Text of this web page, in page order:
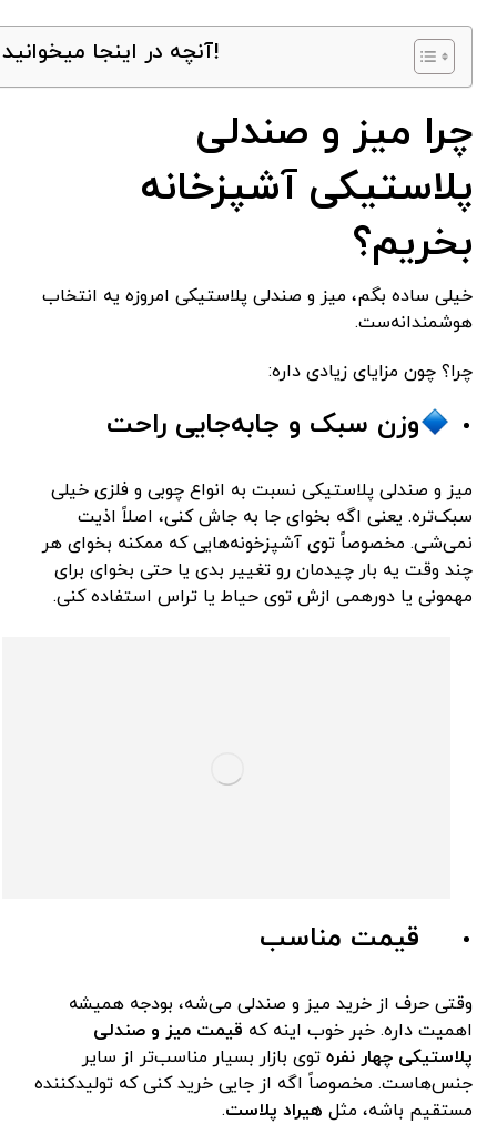
آنچه در اینجا میخوانید!
چرا میز و صندلی
پلاستیکی آشپزخانه
بخریم؟
خیلی ساده بگم، میز و صندلی پلاستیکی امروزه یه انتخاب
هوشمندانه‌ست.
چرا؟ چون مزایای زیادی داره:
وزن سبک و جابه‌جایی راحت
میز و صندلی پلاستیکی نسبت به انواع چوبی و فلزی خیلی
سبک‌تره. یعنی اگه بخوای جا به جاش کنی، اصلاً اذیت
نمی‌شی. مخصوصاً توی آشپزخونه‌هایی که ممکنه بخوای هر
چند وقت یه بار چیدمان رو تغییر بدی یا حتی بخوای برای
مهمونی یا دورهمی ازش توی حیاط یا تراس استفاده کنی.
قیمت مناسب
وقتی حرف از خرید میز و صندلی می‌شه، بودجه همیشه
اهمیت داره. خبر خوب اینه که قیمت میز و صندلی
پلاستیکی چهار نفره توی بازار بسیار مناسب‌تر از سایر
جنس‌هاست. مخصوصاً اگه از جایی خرید کنی که تولیدکننده
مستقیم باشه، مثل هیراد پلاست.